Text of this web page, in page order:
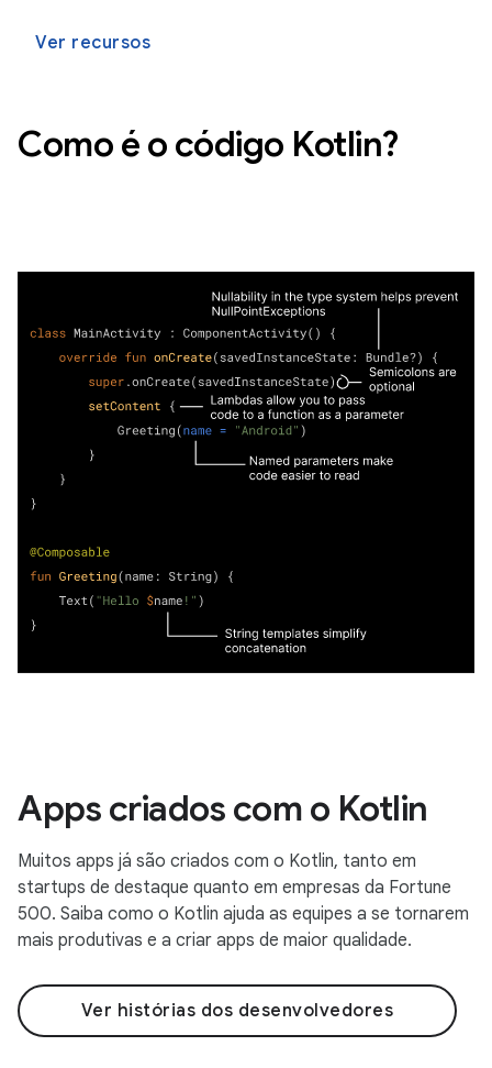
Ver recursos
Como é o código Kotlin?
Apps criados com o Kotlin
Muitos apps já são criados com o Kotlin, tanto em
startups de destaque quanto em empresas da Fortune
500. Saiba como o Kotlin ajuda as equipes a se tornarem
mais produtivas e a criar apps de maior qualidade.
Ver histórias dos desenvolvedores